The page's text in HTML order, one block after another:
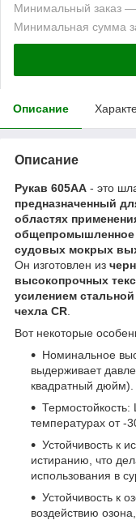
Минимальный заказ
Минимальная сумма
Описание
Описание
Рукав 605AA - это
предназначенный
областях
общепромышленное
судовых мокрых
Он изготовлен из
высокопрочных
усилением
чехла CR
Вот некоторые
Номинальное
выдерживает
квадратный дюйм).
температурах от -
Устойчивость к
истиранию, что
использования в
Устойчивость к
воздействию